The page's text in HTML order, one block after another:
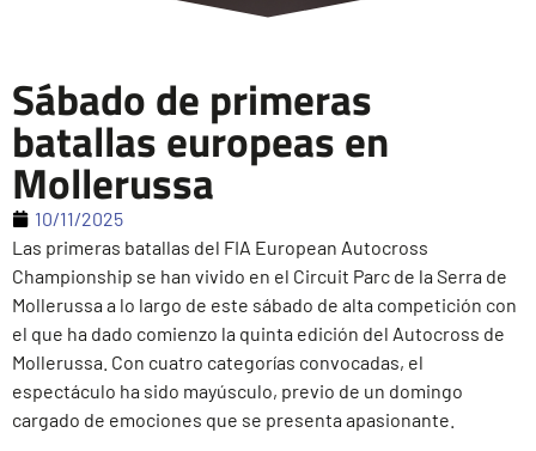
Sábado de primeras
batallas europeas en
Mollerussa
10/11/2025
Las primeras batallas del FIA European Autocross
Championship se han vivido en el Circuit Parc de la Serra de
Mollerussa a lo largo de este sábado de alta competición con
el que ha dado comienzo la quinta edición del Autocross de
Mollerussa. Con cuatro categorías convocadas, el
espectáculo ha sido mayúsculo, previo de un domingo
cargado de emociones que se presenta apasionante.